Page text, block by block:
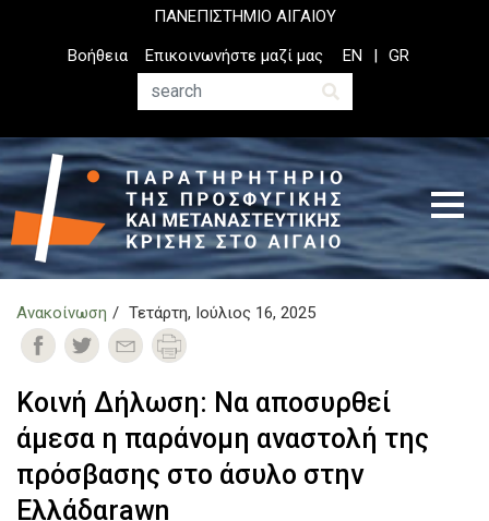
ΠΑΝΕΠΙΣΤΗΜΙΟ ΑΙΓΑΙΟΥ
Top
Header
Βοήθεια
Επικοινωνήστε μαζί μας
Αναζήτηση
EN GR
Ανακοίνωση Τετάρτη, Ιούλιος 16, 2025
Κοινή Δήλωση: Να αποσυρθεί
άμεσα η παράνομη αναστολή της
πρόσβασης στο άσυλο στην
Ελλάδαrawn